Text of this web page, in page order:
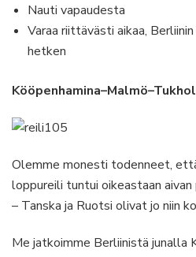
Nauti vapaudesta
Varaa riittävästi aikaa,
hetken
Olemme monesti todenneet,
loppureili tuntui oikeastaan
– Tanska ja Ruotsi olivat jo niin
Me jatkoimme Berliinistä junalla